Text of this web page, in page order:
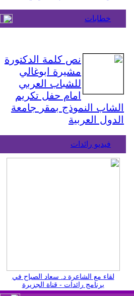
خطابات
نص كلمة الدكتورة
مشيرة ابوغالي
للشباب العربي
امام حفل تكريم
الشاب النموذج بمقر جامعة
الدول العربية
فيديو رائدات
لقاء مع الشاعرة د. سعاد الصباح في
برنامج رائدات - قناة الجزيرة